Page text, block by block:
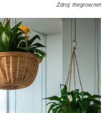
Zdroj: thegrow.net